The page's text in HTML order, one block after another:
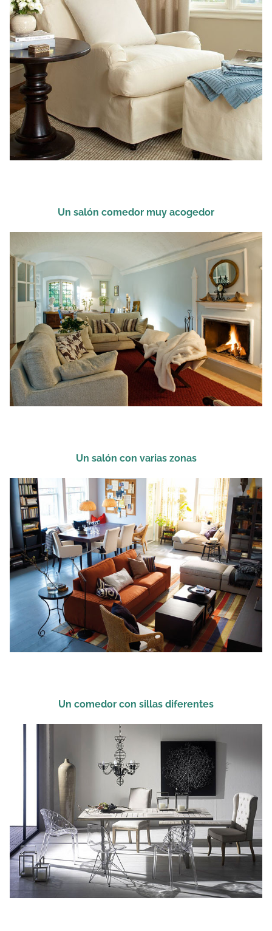
Un salón comedor muy acogedor
Un salón con varias zonas
Un comedor con sillas diferentes